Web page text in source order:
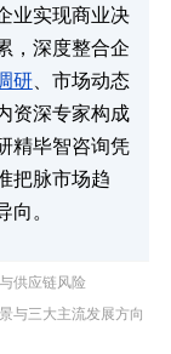
业实现商业决
，深度整合企
研、市场动态
资深专家构成
精毕智咨询凭
把脉市场趋
向。
供应链风险
与三大主流发展方向